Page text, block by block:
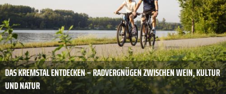
DAS KREMSTAL ENTDECKEN – RADVERGNÜGEN ZWISCHEN WEIN, KULTUR
UND NATUR